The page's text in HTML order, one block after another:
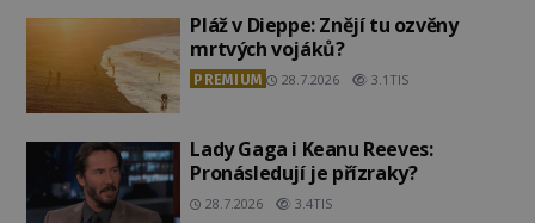
Pláž v Dieppe: Znějí tu ozvěny
mrtvých vojáků?
PREMIUM 28.7.2026 3.1TIS
Lady Gaga i Keanu Reeves:
Pronásledují je přízraky?
28.7.2026 3.4TIS